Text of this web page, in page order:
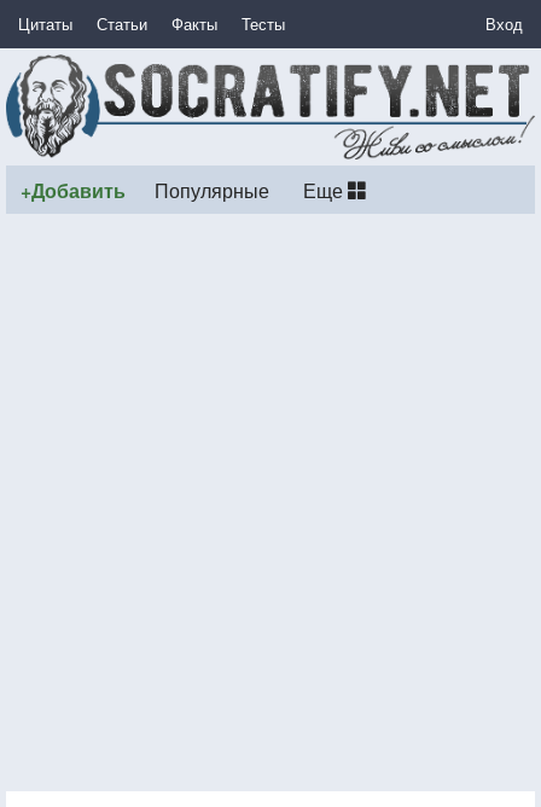
Цитаты Статьи Факты Тесты Вход
+Добавить Популярные Еще